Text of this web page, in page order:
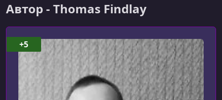
Автор - Thomas Findlay
+5